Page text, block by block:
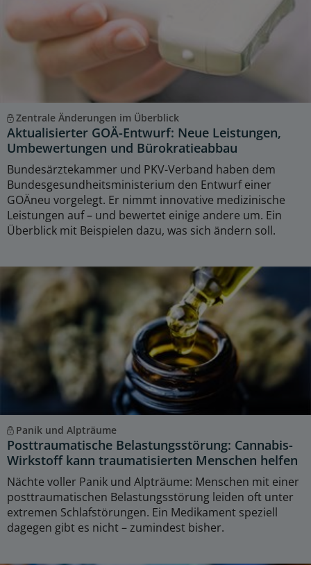
Zentrale Änderungen im Überblick
Aktualisierter GOÄ-Entwurf: Neue Leistungen,
Umbewertungen und Bürokratieabbau
Bundesärztekammer und PKV-Verband haben dem
Bundesgesundheitsministerium den Entwurf einer
GOÄneu vorgelegt. Er nimmt innovative medizinische
Leistungen auf – und bewertet einige andere um. Ein
Überblick mit Beispielen dazu, was sich ändern soll.
Panik und Alpträume
Posttraumatische Belastungsstörung: Cannabis-
Wirkstoff kann traumatisierten Menschen helfen
Nächte voller Panik und Alpträume: Menschen mit einer
posttraumatischen Belastungsstörung leiden oft unter
extremen Schlafstörungen. Ein Medikament speziell
dagegen gibt es nicht – zumindest bisher.